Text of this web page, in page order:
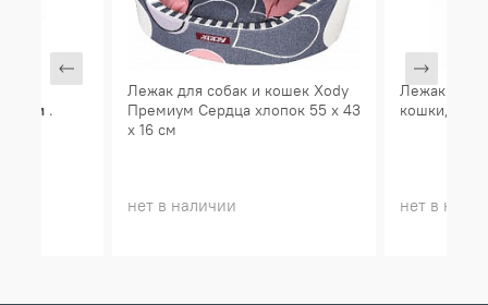
Ксоди .
Лежак для собак и кошек Xody
Премиум Сердца хлопок 55 х 43
х 16 см
нет в наличии
Лежак
кошки, 38
нет в